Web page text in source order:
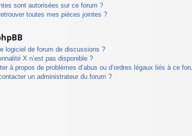
sont autorisées sur ce forum ?
toutes mes pièces jointes ?
logiciel de forum de discussions ?
X n’est pas disponible ?
à propos de problèmes d’abus ou d’ordres légaux liés à ce
un administrateur du forum ?